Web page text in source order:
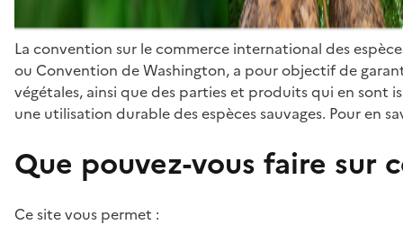
La convention sur le commerce international des
ou Convention de Washington, a pour objectif de
végétales, ainsi que des parties et produits qui en sont
une utilisation durable des espèces sauvages. Pour en
Que pouvez-vous faire sur
Ce site vous permet :